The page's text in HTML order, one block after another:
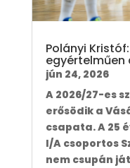
Polányi
egyértelműen
jún 24, 2026
A 2026/27-es
erősödik a
csapata. A 25
I/A csoportos
nem csupán